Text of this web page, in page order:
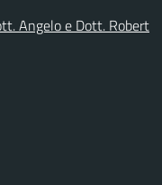
Angelo e Dott. Robert